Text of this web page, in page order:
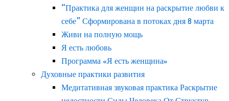
“Практика для женщин на раскрытие любви к
себе” Сформирована в потоках дня 8 марта
Живи на полную мощь
Я есть любовь
Программа «Я есть женщина»
Духовные практики развития
Медитативная звуковая практика Раскрытие